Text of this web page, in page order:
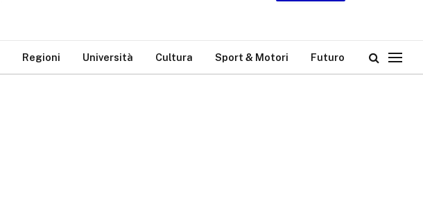
Regioni Università Cultura Sport & Motori Futuro